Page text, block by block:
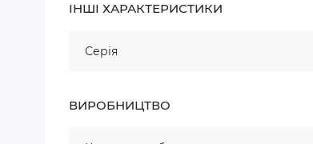
ІНШІ ХАРАКТЕРИСТИКИ
Серія
ВИРОБНИЦТВО